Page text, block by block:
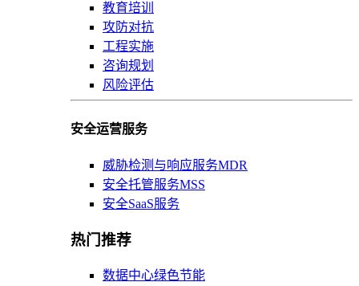
教育培训
攻防对抗
工程实施
咨询规划
风险评估
安全运营服务
威胁检测与响应服务MDR
安全托管服务MSS
安全SaaS服务
热门推荐
数据中心绿色节能